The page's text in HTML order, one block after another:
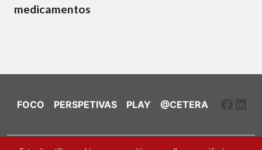
medicamentos
FOCO PERSPETIVAS PLAY @CETERA